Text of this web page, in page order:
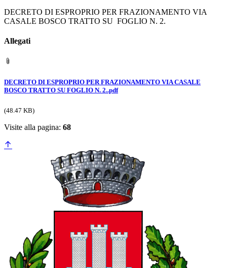
DECRETO DI ESPROPRIO PER FRAZIONAMENTO VIA
CASALE BOSCO TRATTO SU FOGLIO N. 2.
Allegati
DECRETO DI ESPROPRIO PER FRAZIONAMENTO VIA CASALE
BOSCO TRATTO SU FOGLIO N. 2..pdf
(48.47 KB)
Visite alla pagina: 68